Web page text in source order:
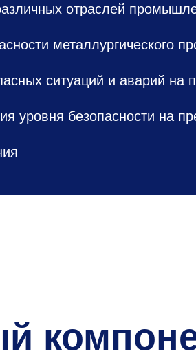
отраслей
металлургического
ситуаций и аварий на
уровня безопасности на